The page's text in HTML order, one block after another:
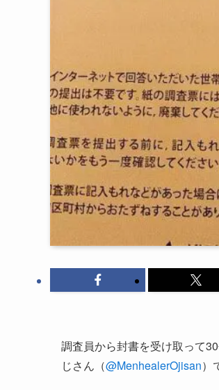
調査員から封書を受け取って
じさん（@MenhealerOjisan）